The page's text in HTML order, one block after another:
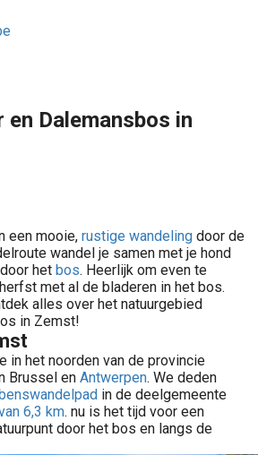
en Dalemansbos in
een mooie, rustige wandeling door de
wandel je samen met je hond
het bos. Heerlijk om even te
met al de bladeren in het bos.
alles over het natuurgebied
in Zemst!
in het noorden van de provincie
Brussel en Antwerpen. We deden
in de deelgemeente
6,3 km. nu is het tijd voor een
door het bos en langs de